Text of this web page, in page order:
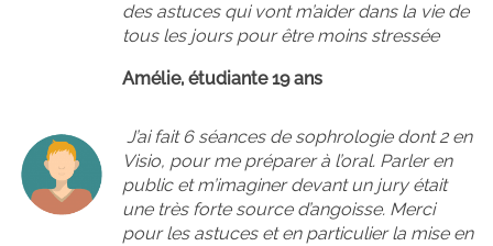
des astuces qui vont m’aider dans la vie de
tous les jours pour être moins stressée
Amélie, étudiante 19 ans
J’ai fait 6 séances de sophrologie dont 2 en
Visio, pour me préparer à l’oral. Parler en
public et m’imaginer devant un jury était
une très forte source d’angoisse. Merci
pour les astuces et en particulier la mise en